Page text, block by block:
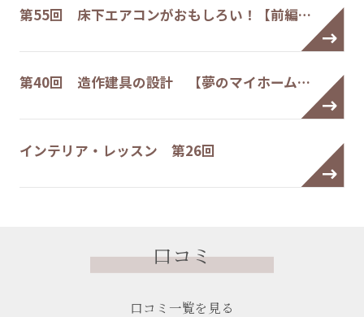
第55回 床下エアコンがおもしろい！【前編…
第40回 造作建具の設計 【夢のマイホーム…
インテリア・レッスン 第26回
口コミ
口コミ一覧を見る